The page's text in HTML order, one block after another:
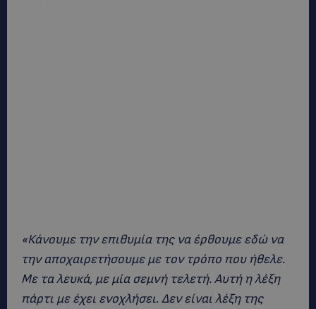
«Κάνουμε την επιθυμία της να έρθουμε εδώ να
την αποχαιρετήσουμε με τον τρόπο που ήθελε.
Με τα λευκά, με μία σεμνή τελετή. Αυτή η λέξη
πάρτι με έχει ενοχλήσει. Δεν είναι λέξη της